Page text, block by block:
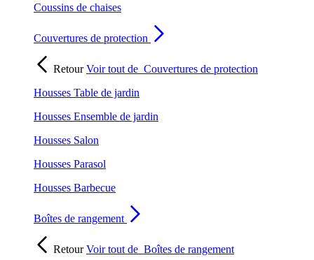
Coussins de chaises
Couvertures de protection
RetourVoir tout de Couvertures de protection
Housses Table de jardin
Housses Ensemble de jardin
Housses Salon
Housses Parasol
Housses Barbecue
Boîtes de rangement
RetourVoir tout de Boîtes de rangement